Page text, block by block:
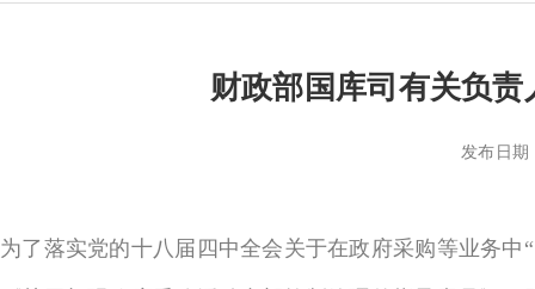
财政部国库司有关负
发布日
为了落实党的十八届四中全会关于在政府采购等业务